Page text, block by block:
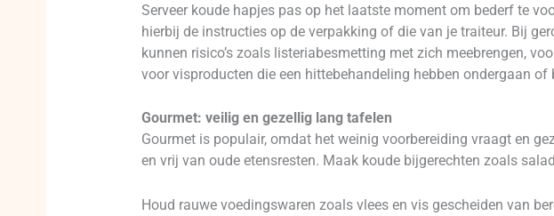
Serveer koude hapjes pas op het laatste moment om bederf te
hierbij de instructies op de verpakking of die van je traiteur. Bij
kunnen risico’s zoals listeriabesmetting met zich meebrengen,
voor visproducten die een hittebehandeling hebben ondergaan of
Gourmet: veilig en gezellig lang tafelen
Gourmet is populair, omdat het weinig voorbereiding vraagt en
en vrij van oude etensresten. Maak koude bijgerechten zoals
Houd rauwe voedingswaren zoals vlees en vis gescheiden van